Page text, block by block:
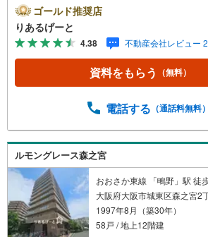
近く、お子様にも嬉しい環境ですよ
ま！ちょっと見学してみたいだけな
売主さまの都合等で見学ができない
気軽に「りあるげーと」までお問合
げーと」が選ばれるポイント！■年
も対応致します！・営業時間:9:00
す！■各種相談、承ります！■【無
らい」などご相談ください！営業
て送迎致します！【リフォーム相談
タッフがお悩みに合わせてお話をう
ったりの提案を行います！■その他:
相談、ご質問、気になること、何で
さい！
ゴールド推奨店
りあるげーと
4.38 不動産会社レビュー
資料をもらう （無料）
電話する （通話料無料）
ルモングレース森之宮
おおさか東線 「鴫野」駅 徒
大阪府大阪市城東区森之宮2
1997年8月（築30年）
58戸 / 地上12階建